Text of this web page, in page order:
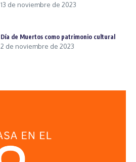
13 de noviembre de 2023
Día de Muertos como patrimonio cultural
2 de noviembre de 2023